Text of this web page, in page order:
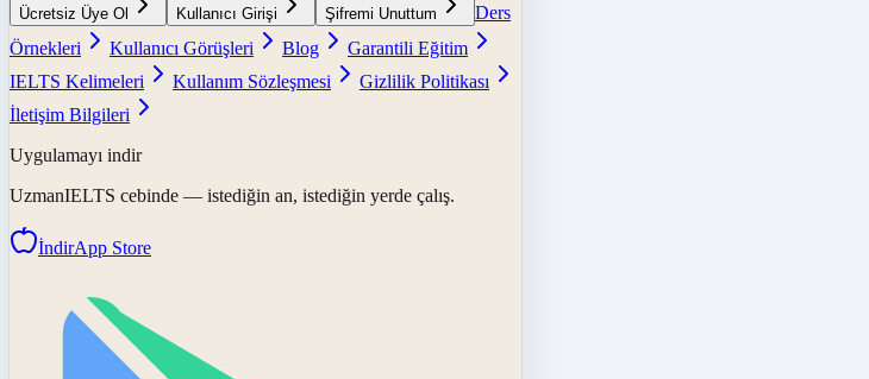
Ücretsiz Üye Ol Kullanıcı Girişi Şifremi Unuttum
Ders
Örnekleri
Kullanıcı Görüşleri Blog
Garantili Eğitim
IELTS Kelimeleri
Kullanım Sözleşmesi
Gizlilik Politikası
İletişim Bilgileri
Uygulamayı indir
UzmanIELTS cebinde — istediğin an, istediğin yerde çalış.
İndirApp Store